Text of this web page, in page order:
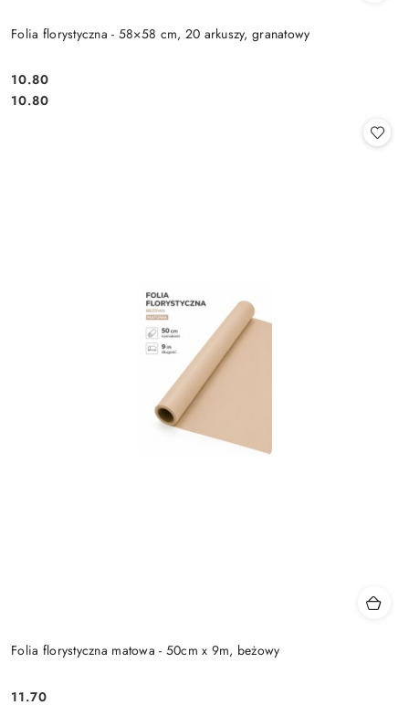
Folia florystyczna - 58×58 cm, 20 arkuszy, granatowy
Cena:
10.80
Cena:
10.80
Folia florystyczna matowa - 50cm x 9m, beżowy
11.70